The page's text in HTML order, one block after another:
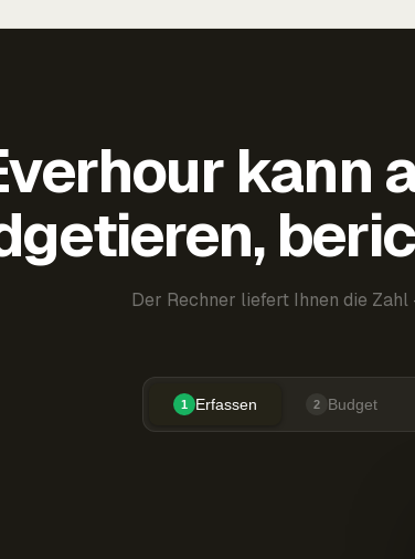
kann
Der Rechner liefert Ihnen die
1 Erfassen 2 Budget